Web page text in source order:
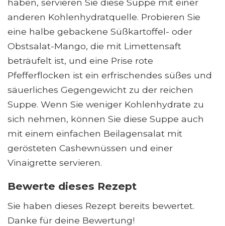
anderen Kohlenhydratquelle. Probieren Sie
eine halbe gebackene Süßkartoffel- oder
Obstsalat-Mango, die mit Limettensaft
beträufelt ist, und eine Prise rote
Pfefferflocken ist ein erfrischendes süßes und
säuerliches Gegengewicht zu der reichen
Suppe. Wenn Sie weniger Kohlenhydrate zu
sich nehmen, können Sie diese Suppe auch
mit einem einfachen Beilagensalat mit
gerösteten Cashewnüssen und einer
Vinaigrette servieren.
Bewerte dieses Rezept
Sie haben dieses Rezept bereits bewertet.
Danke für deine Bewertung!